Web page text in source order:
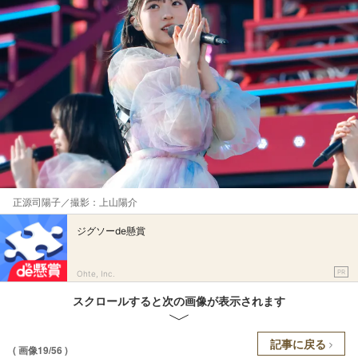
正源司陽子／撮影：上山陽介
ジグソーde懸賞
Ohte, Inc. PR
スクロールすると次の画像が表示されます
( 画像19/56 ) 記事に戻る